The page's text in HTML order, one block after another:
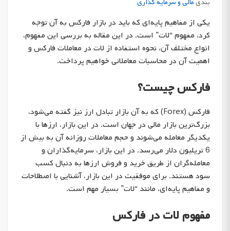
یکی از مفاهیم پایه‌ای که باید در بازار فارکس به آن توجه
کرد، مفهوم “لات” است. در این مقاله به بررسی این مفهوم،
انواع مختلف آن، نحوه استفاده از لات در معاملات فارکس و
اهمیت آن در محاسبات معاملاتی خواهیم پرداخت.
فارکس چیست؟
فارکس (Forex) که به آن بازار تبادل ارز نیز گفته می‌شود،
بزرگ‌ترین بازار مالی در جهان است. در این بازار، ارزها با
یکدیگر معامله می‌شوند و حجم معاملات روزانه آن به بیش از
6 تریلیون دلار می‌رسد. در این بازار، سرمایه‌گذاران و
معامله‌گران از طریق خرید و فروش ارزها به دنبال کسب
سود هستند. برای موفقیت در این بازار، آشنایی با اصطلاحات
و مفاهیم پایه‌ای، مانند “لات” بسیار مهم است.
مفهوم لات در فارکس